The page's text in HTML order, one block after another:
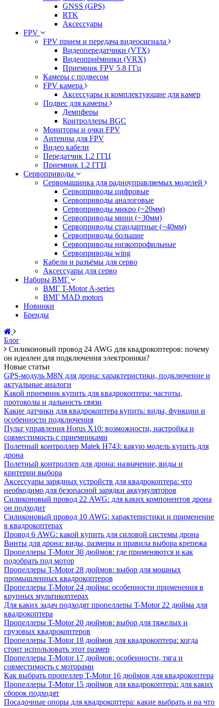
GNSS (GPS)
RTK
Аксессуары
FPV
FPV прием и передача видеосигнала
Видеопередатчики (VTX)
Видеоприёмники (VRX)
Приемник FPV 5.8 ГГц
Камеры с подвесом
FPV камера
Аксессуары и комплектующие для камер
Подвес для камеры
Демпферы
Контроллеры BGC
Мониторы и очки FPV
Антенны для FPV
Видео кабели
Передатчик 1.2 ГГЦ
Приемник 1.2 ГГЦ
Сервоприводы
Сервомашинка для радиоуправляемых моделей
Сервоприводы цифровые
Сервоприводы аналоговые
Сервоприводы микро (~20мм)
Сервоприводы мини (~30мм)
Сервоприводы стандартные (~40мм)
Сервоприводы большие
Сервоприводы низкопрофильные
Сервоприводы wing
Кабели и разъёмы для серво
Аксессуары для серво
Наборы ВМГ
ВМГ T-Motor A-series
ВМГ MAD motors
Новинки
Бренды
Блог
Силиконовый провод 24 AWG для квадрокоптеров: почему
он идеален для подключения электроники?
Новые статьи
GPS-модуль M8N для дрона: характеристики, подключение и
актуальные аналоги
Какой приемник купить для квадрокоптера: частоты,
протоколы и дальность связи
Какие датчики для квадрокоптера купить: виды, функции и
особенности подключения
Пульт управления Horus X10: возможности, настройка и
совместимость с приемниками
Полетный контроллер Matek H743: какую модель купить для
дрона
Полетный контроллер для дрона: назначение, виды и
критерии выбора
Аксессуары зарядных устройств для квадрокоптера: что
необходимо для безопасной зарядки аккумуляторов
Силиконовый провод 22 AWG: для каких компонентов дрона
он подходит
Силиконовый провод 10 AWG: характеристики и применение
в квадрокоптерах
Провод 6 AWG: какой купить для силовой системы дрона
Винты для дрона: виды, размеры и правила выбора крепежа
Пропеллеры T-Motor 30 дюймов: где применяются и как
подобрать под мотор
Пропеллеры T-Motor 28 дюймов: выбор для мощных
промышленных квадрокоптеров
Пропеллеры T-Motor 24 дюйма: особенности применения в
крупных мультикоптерах
Для каких задач подходят пропеллеры T-Motor 22 дюйма для
квадрокоптера
Пропеллеры T-Motor 20 дюймов: выбор для тяжелых и
грузовых квадрокоптеров
Пропеллеры T-Motor 18 дюймов для квадрокоптера: когда
стоит использовать этот размер
Пропеллеры T-Motor 17 дюймов: особенности, тяга и
совместимость с моторами
Как выбрать пропеллер T-Motor 16 дюймов для квадрокоптера
Пропеллеры T-Motor 15 дюймов для квадрокоптера: для каких
сборок подходят
Посадочные опоры для квадрокоптера: какие выбрать и на что